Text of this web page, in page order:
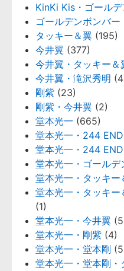
KinKi Kis・ゴール
ゴールデンボンバー
タッキー＆翼 (195)
今井翼 (377)
今井翼・タッキー＆
今井翼・滝沢秀明
剛紫 (23)
剛紫・今井翼 (2)
堂本光一 (665)
堂本光一・244
堂本光一・244
堂本光一・ゴールデ
堂本光一・タッキー
堂本光一・タッキ
(1)
堂本光一・今井翼
堂本光一・剛紫 (4)
堂本光一・堂本剛
堂本光一・堂本剛・